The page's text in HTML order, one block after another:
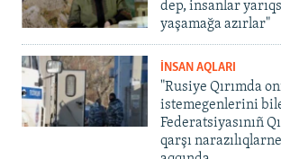
dep, insanlar
yaşamağa azırlar"
İNSAN AQLARI
"Rusiye Qırımda
istemegenlerini
Federatsiyasınıñ
qarşı